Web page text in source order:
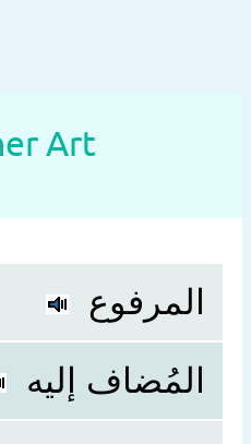
Art
المرفوع
المُضاف إليه